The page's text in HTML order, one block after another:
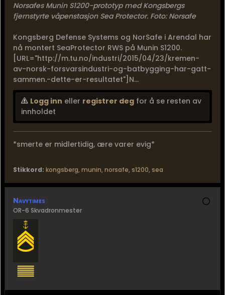
Norsafes Munin S1200-prototyp med Kongsbergs
fjernstyrte våpenstasjon Sea Protector. Foto: Norsafe
Kongsberg Defense Systems og NorSafe i Arendal har
nå montert SeaProtector RWS på Munin S1200.
[URL="http://m.tu.no/industri/2015/04/23/kremen-
av-norsk-forsvarsindustri-og-batbygging-har-gatt-
sammen.-dette-er-resultatet"]N...
Logg inn eller registrer deg for å se resten av
innholdet
*smerte er midlertidig, ære varer evig*
Stikkord: kongsberg, munin, norsafe, s1200, sea
Navytimes
OR-6 Skvadronmester